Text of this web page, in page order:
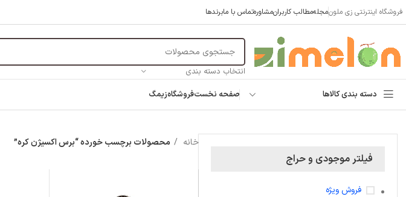
فروشگاه اینترنتی زی ملونمجلهمطالب کاربرانمشاورهتماس با مابرندها
انتخاب دسته بندی
دسته بندی کالاها صفحه نخستفروشگاهزیمگ
فیلتر موجودی و حراج
فروش ویژه
خانه محصولات برچسب خورده “برس اکسیژن کره”